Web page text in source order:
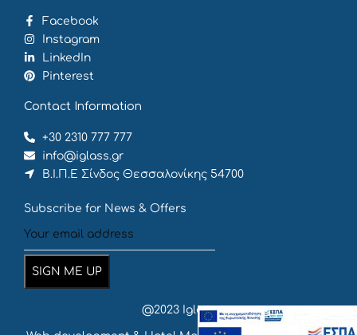
Facebook
Instagram
LinkedIn
Pinterest
Contact Information
+30 2310 777 777
info@iglass.gr
Β.Ι.Π.Ε Σίνδος Θεσσαλονίκης 54700
Subscribe for News & Offers
@2023 Iglass